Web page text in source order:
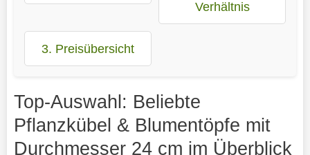
Verhältnis
3. Preisübersicht
Top-Auswahl: Beliebte
Pflanzkübel & Blumentöpfe mit
Durchmesser 24 cm im Überblick